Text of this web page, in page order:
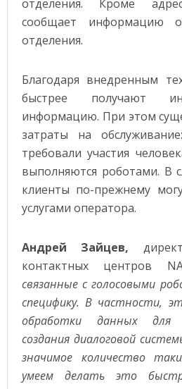
отделения. Кроме
сообщает информацию
отделения.
Благодаря внедренным
быстрее получают
информацию. При этом
затраты на
требовали участия
выполняются роботами. В
клиенты по-прежнему
услугами оператора.
Андрей Зайцев,
контактных центров
связанные с голосовыми
специфику. В частности,
обработки данных для
создания диалоговой
значимое количество
умеем делать это